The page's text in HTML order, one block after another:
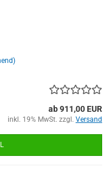
ab 911,00 EUR
inkl. 19% MwSt. zzgl. Versand